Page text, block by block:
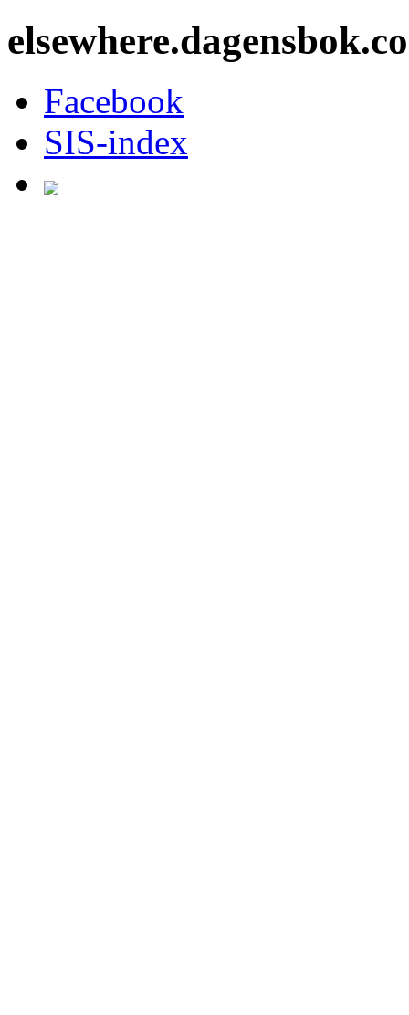
Facebook
SIS-index